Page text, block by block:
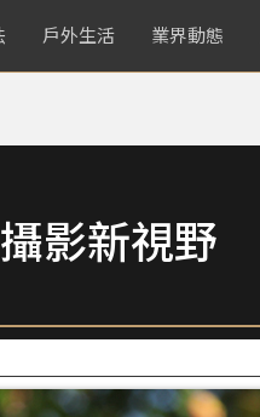
戶外生活 業界動態
影新視野